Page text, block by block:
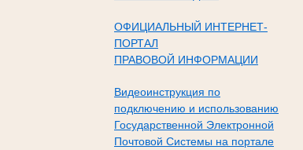
ОФИЦИАЛЬНЫЙ ИНТЕРНЕТ-
ПОРТАЛ
ПРАВОВОЙ ИНФОРМАЦИИ
Видеоинструкция по
подключению и использованию
Государственной Электронной
Почтовой Системы на портале